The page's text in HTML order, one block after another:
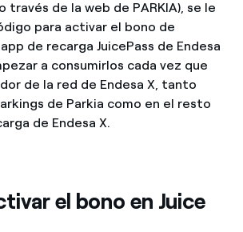
través de la web de PARKIA), se le
para activar el bono de
de recarga JuicePass de Endesa
a consumirlos cada vez que
de la red de Endesa X, tanto
de Parkia como en el resto
de Endesa X.
el bono en Juice